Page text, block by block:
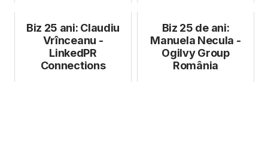
Biz 25 ani: Claudiu
Vrînceanu -
LinkedPR
Connections
Biz 25 de ani:
Manuela Necula -
Ogilvy Group
România